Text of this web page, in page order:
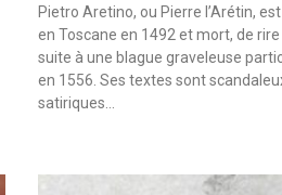
Pietro Aretino, ou Pierre l’Arétin,
en Toscane en 1492 et mort, de
suite à une blague graveleuse
en 1556. Ses textes sont
satiriques…